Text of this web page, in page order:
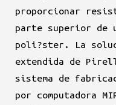
proporcionar
parte superior de
poli?ster. La
extendida de
sistema de
por computadora